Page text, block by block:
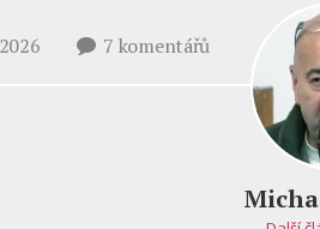
7 komentářů
názvem
Lavrov